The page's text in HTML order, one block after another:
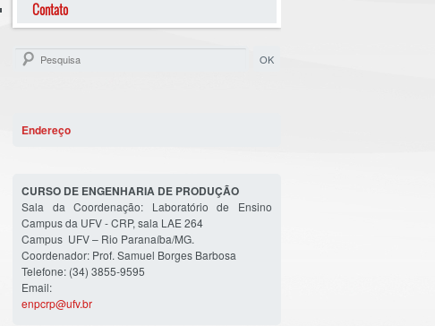
Contato
Endereço
CURSO DE ENGENHARIA DE PRODUÇÃO
Sala da Coordenação: Laboratório de Ensino
Campus da UFV - CRP, sala LAE 264
Campus UFV – Rio Paranaíba/MG.
Coordenador: Prof. Samuel Borges Barbosa
Telefone: (34) 3855-9595
Email:
enpcrp@ufv.br